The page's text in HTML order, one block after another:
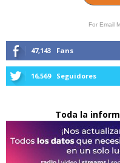
For Email
47,143 Fans
16,569 Seguidores
Toda la